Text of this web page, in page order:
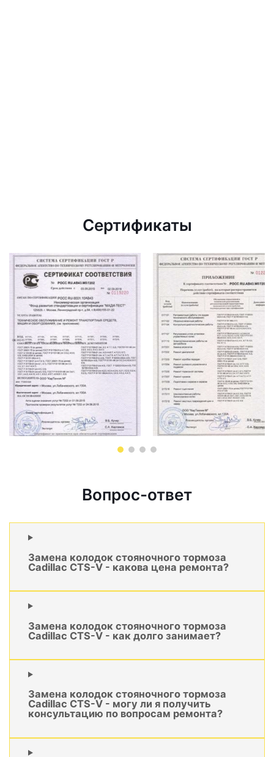
Сертификаты
Вопрос-ответ
Замена колодок стояночного тормоза
Cadillac CTS-V - какова цена ремонта?
Замена колодок стояночного тормоза
Cadillac CTS-V - как долго занимает?
Замена колодок стояночного тормоза
Cadillac CTS-V - могу ли я получить
консультацию по вопросам ремонта?